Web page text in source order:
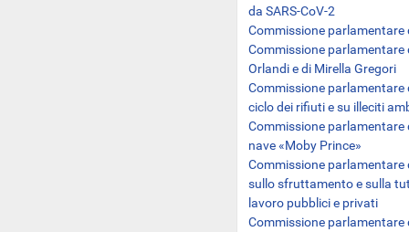
da SARS-CoV-2
Commissione parlamentare
Commissione
Orlandi e di Mirella Gregori
Commissione parlamentare
ciclo dei rifiuti e su illeciti
Commissione parlamentare
nave «Moby Prince»
Commissione parlamentare
sullo sfruttamento e sulla
lavoro pubblici e privati
Commissione parlamentare